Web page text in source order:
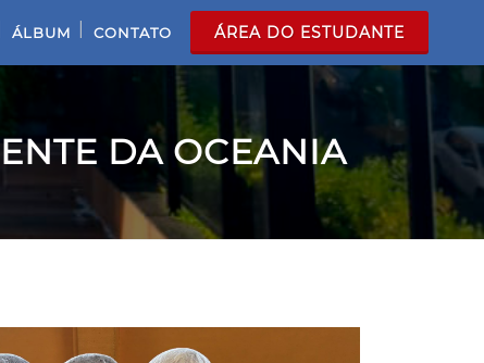
ÁLBUM CONTATO ÁREA DO ESTUDANTE
DA OCEANIA